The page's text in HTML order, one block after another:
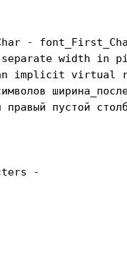
-
width in
virtual
правый пустой
-